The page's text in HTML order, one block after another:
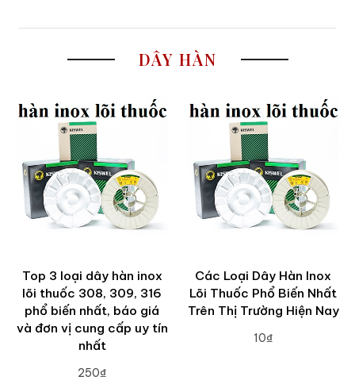
DÂY HÀN
Top 3 loại dây hàn inox
lõi thuốc 308, 309, 316
phổ biến nhất, báo giá
và đơn vị cung cấp uy tín
nhất
250₫
Các Loại Dây Hàn Inox
Lõi Thuốc Phổ Biến Nhất
Trên Thị Trường Hiện Nay
10₫